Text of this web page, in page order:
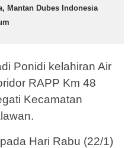
Mantan Dubes Indonesia
Ponidi kelahiran Air
RAPP Km 48
Kecamatan
Hari Rabu (22/1)